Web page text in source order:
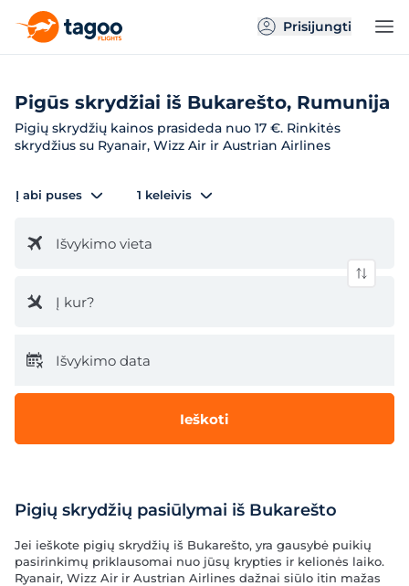
Prisijungti
Pigūs skrydžiai iš Bukarešto, Rumunija
Pigių skrydžių kainos prasideda nuo 17 €. Rinkitės
skrydžius su Ryanair, Wizz Air ir Austrian Airlines
Į abi puses 1 keleivis
Išvykimo vieta
Į kur?
Išvykimo data
Ieškoti
Pigių skrydžių pasiūlymai iš Bukarešto
Jei ieškote pigių skrydžių iš Bukarešto, yra gausybė puikių
pasirinkimų priklausomai nuo jūsų krypties ir kelionės laiko.
Ryanair, Wizz Air ir Austrian Airlines dažnai siūlo itin mažas